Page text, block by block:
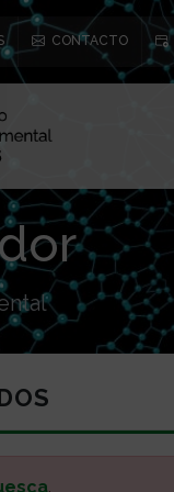
CONTACTO
.